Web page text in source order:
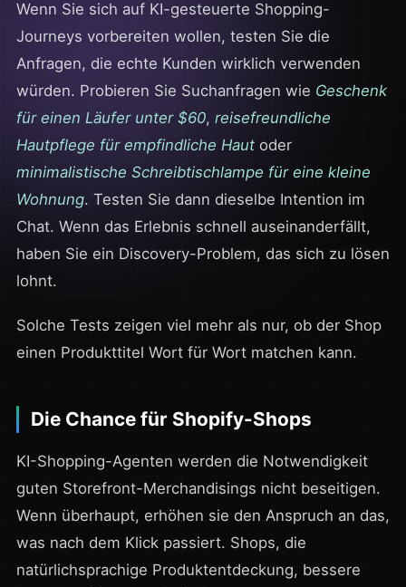
Wenn Sie sich auf KI-gesteuerte Shopping-
Journeys vorbereiten wollen, testen Sie die
Anfragen, die echte Kunden wirklich verwenden
würden. Probieren Sie Suchanfragen wie Geschenk
für einen Läufer unter $60, reisefreundliche
Hautpflege für empfindliche Hautoder
minimalistische Schreibtischlampe für eine kleine
Wohnung. Testen Sie dann dieselbe Intention im
Chat. Wenn das Erlebnis schnell auseinanderfällt,
haben Sie ein Discovery-Problem, das sich zu lösen
lohnt.
Solche Tests zeigen viel mehr als nur, ob der Shop
einen Produkttitel Wort für Wort matchen kann.
Die Chance für Shopify-Shops
KI-Shopping-Agenten werden die Notwendigkeit
guten Storefront-Merchandisings nicht beseitigen.
Wenn überhaupt, erhöhen sie den Anspruch an das,
was nach dem Klick passiert. Shops, die
natürlichsprachige Produktentdeckung, bessere